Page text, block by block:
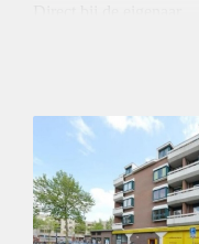
Huurtoeslag
Mogelijk
Inkomen eis
N.V.T.
Huurtermijn